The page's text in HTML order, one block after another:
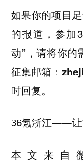
如果你的项目
的报道 ，参加
动” ，请将你
征集邮箱：
时回复。
36氪浙江——让
本文来自